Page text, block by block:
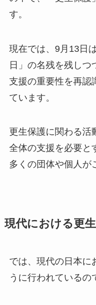
す。
現在では、9月13日
日」の名残を残しつ
支援の重要性を再認
ています。
更生保護に関わる活
全体の支援を必要と
多くの団体や個人が
現代における更
では、現代の日本に
うに行われているの